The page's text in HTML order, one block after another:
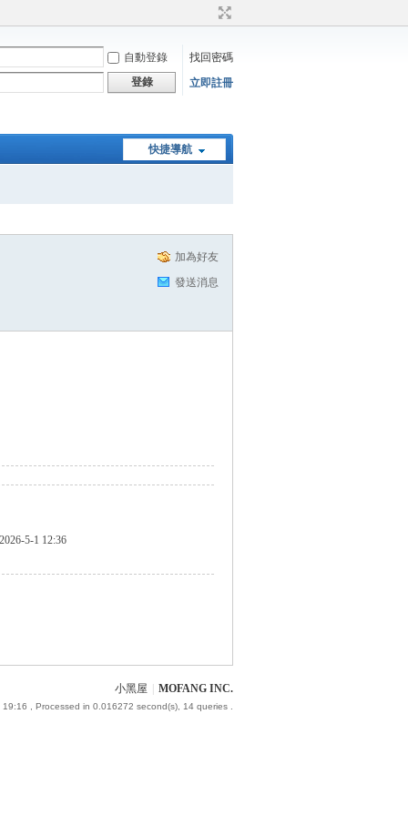
自動登錄
找回密碼
登錄 立即註冊
快捷導航
加為好友
發送消息
2026-5-1 12:36
小黑屋 MOFANG INC.
19:16 , Processed in 0.016272 second(s), 14 queries .